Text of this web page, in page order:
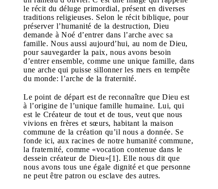
le récit du déluge primordial, présent en diverses
traditions religieuses. Selon le récit biblique, pour
préserver l’humanité de la destruction, Dieu
demande à Noé d’entrer dans l’arche avec sa
famille. Nous aussi aujourd’hui, au nom de Dieu,
pour sauvegarder la paix, nous avons besoin
d’entrer ensemble, comme une unique famille, dans
une arche qui puisse sillonner les mers en tempête
du monde: l’arche de la fraternité.
Le point de départ est de reconnaître que Dieu est
à l’origine de l’unique famille humaine. Lui, qui
est le Créateur de tout et de tous, veut que nous
vivions en frères et sœurs, habitant la maison
commune de la création qu’il nous a donnée. Se
fonde ici, aux racines de notre humanité commune,
la fraternité, comme «vocation contenue dans le
dessein créateur de Dieu»[1]. Elle nous dit que
nous avons tous une égale dignité et que personne
ne peut être patron ou esclave des autres.